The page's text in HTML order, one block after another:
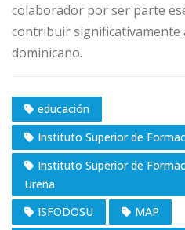
colaborador por ser parte
contribuir significativamente
dominicano.
educación
Instituto Superior de
Instituto Superior de
Ureña
ISFODOSU
MAP